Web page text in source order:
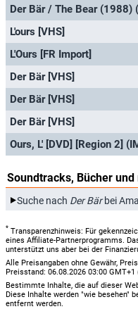
L'ours [VHS]
L'Ours [FR Import]
Der Bär [VHS]
Der Bär [VHS]
Der Bär [VHS]
Soundtracks, Bücher und
Suche nach Der Bärbei
* Transparenzhinweis: Für
eines Affiliate-Partnerprogramms.
unterstützt uns aber bei der
Alle Preisangaben ohne Gewähr,
Preisstand: 06.08.2026 03:00 GMT+1
Bestimmte Inhalte, die auf dieser
Diese Inhalte werden "wie besehen"
entfernt werden.